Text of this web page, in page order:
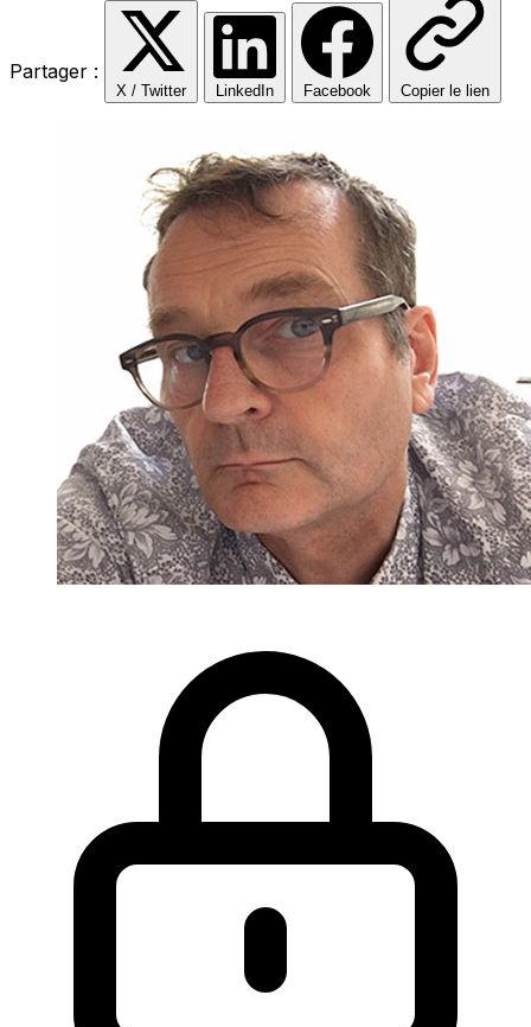
Partager :
X / Twitter LinkedIn Facebook Copier le lien